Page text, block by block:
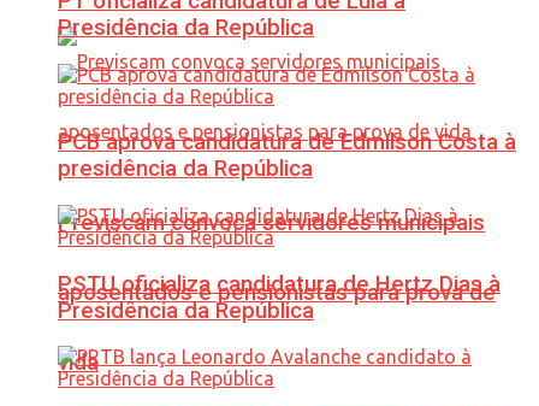
Previscam convoca servidores municipais
aposentados e pensionistas para prova de
vida
Presidência da República
PCB aprova candidatura de Edmilson Costa à
presidência da República
PSTU oficializa candidatura de Hertz Dias à
Presidência da República